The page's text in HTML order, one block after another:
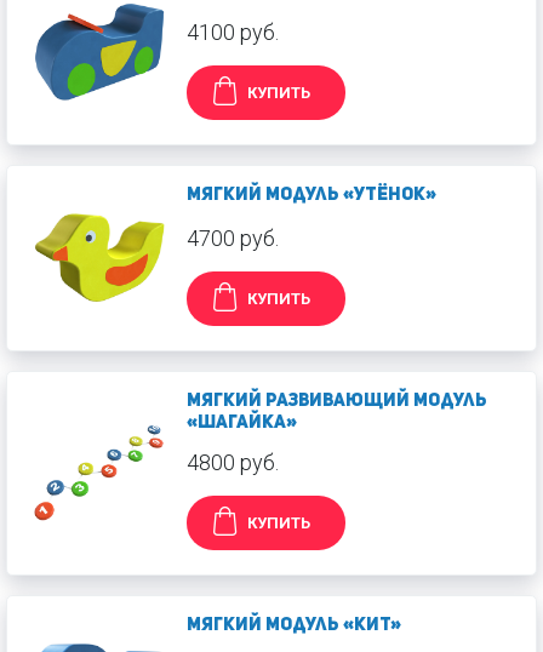
4100 руб.
КУПИТЬ
Мягкий модуль «Утёнок»
4700 руб.
КУПИТЬ
Мягкий развивающий модуль
«Шагайка»
4800 руб.
КУПИТЬ
Мягкий модуль «Кит»